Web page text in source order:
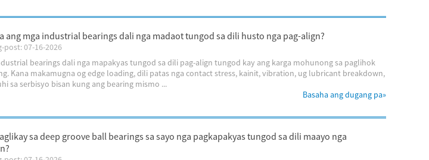
ang mga industrial bearings dali nga madaot tungod sa dili husto nga pag-align?
post: 07-16-2026
bearings dali nga mapakyas tungod sa dili pag-align tungod kay ang karga mohunong sa paglihok
Kana makamugna og edge loading, dili patas nga contact stress, kainit, vibration, ug lubricant breakdown,
sa serbisyo bisan kung ang bearing mismo ...
Basaha ang dugang pa»
sa deep groove ball bearings sa sayo nga pagkapakyas tungod sa dili maayo nga